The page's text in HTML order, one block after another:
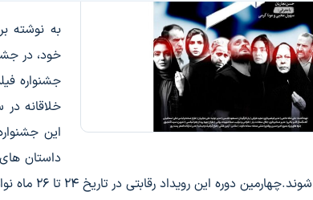
به نوشته
خود، در
جشنواره
خلاقانه
این
داستان
این رویداد رقابتی در تاریخ 24 تا 26 ماه نوامبر در شهر ژرمیستون برگزار می‌شود.